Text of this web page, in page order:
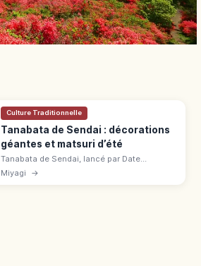
Culture Traditionnelle
Tanabata de Sendai : décorations
géantes et matsuri d’été
Tanabata de Sendai, lancé par Date
Masamune il y a 400 ans, du 6 au 8 août.
Décorations Sasakazari de 5 m, feux
Miyagi →